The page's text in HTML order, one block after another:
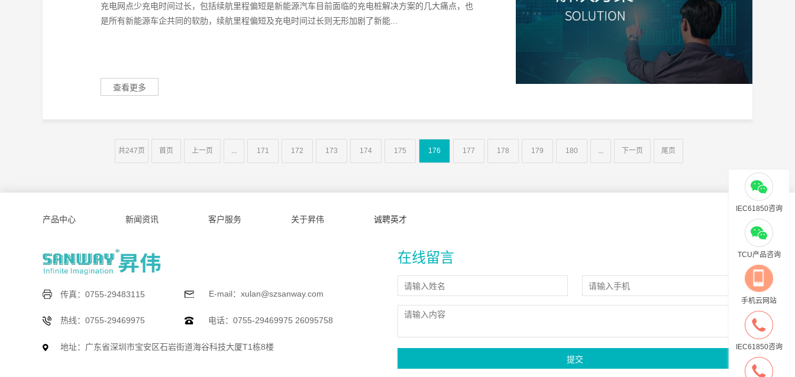
充电网点少充电时间过长，包括续航里程偏短是新能源汽车目前面临的充电桩解决方案的几大痛点，也
是所有新能源车企共同的软肋，续航里程偏短及充电时间过长则无形加剧了新能...
查看更多
共247页 首页 上一页 ... 171 172 173 174 175 176 177 178 179 180 ... 下一页 尾页
产品中心 新闻资讯 客户服务 关于昇伟 诚聘英才
传真：0755-29483115 E-mail：xulan@szsanway.com
热线：0755-29469975 电话：0755-29469975 26095758
地址：广东省深圳市宝安区石岩街道海谷科技大厦T1栋8楼
在线留言
IEC61850咨询
TCU产品咨询
手机云网站
IEC61850咨询